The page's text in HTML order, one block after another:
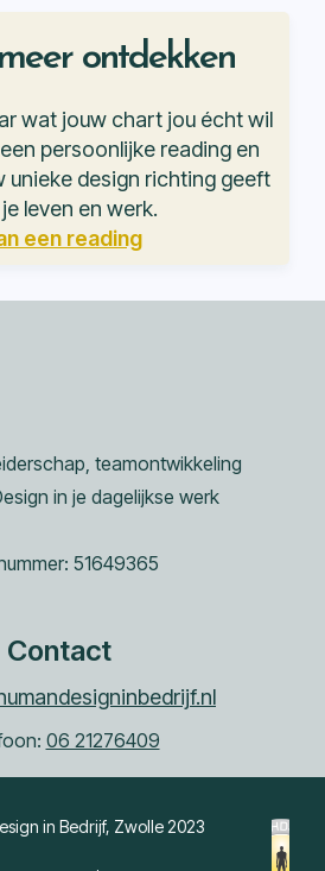
ontdekken
wat jouw chart jou écht wil
persoonlijke reading en
unieke design richting geeft
leven en werk.
een reading
teamontwikkeling
in je dagelijkse werk
51649365
Contact
06 21276409
in Bedrijf, Zwolle 2023